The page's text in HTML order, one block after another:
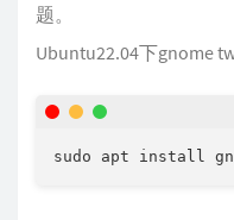
题。
Ubuntu22.04下gnome